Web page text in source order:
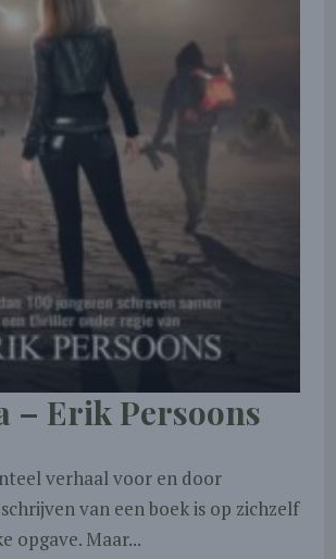
– Erik Persoons
verhaal voor en door
van een boek is op zichzelf
opgave. Maar...